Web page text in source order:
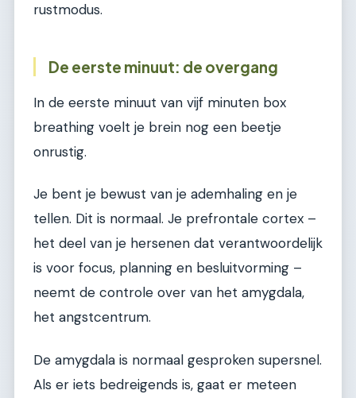
rustmodus.
De eerste minuut: de overgang
In de eerste minuut van vijf minuten box
breathing voelt je brein nog een beetje
onrustig.
Je bent je bewust van je ademhaling en je
tellen. Dit is normaal. Je prefrontale cortex –
het deel van je hersenen dat verantwoordelijk
is voor focus, planning en besluitvorming –
neemt de controle over van het amygdala,
het angstcentrum.
De amygdala is normaal gesproken supersnel.
Als er iets bedreigends is, gaat er meteen